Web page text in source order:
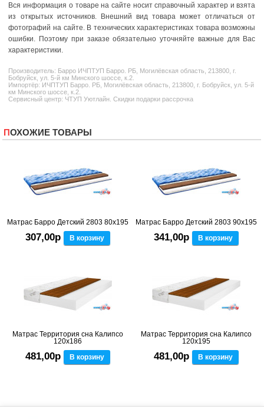
Вся информация о товаре на сайте носит справочный характер и взята
из открытых источников. Внешний вид товара может отличаться от
фотографий на сайте. В технических характеристиках товара возможны
ошибки. Поэтому при заказе обязательно уточняйте важные для Вас
характеристики.
Производитель: Барро ИЧПТУП Барро. РБ, Могилёвская область, 213800, г.
Бобруйск, ул. 5-й км Минского шоссе, к.2.
Импортёр: ИЧПТУП Барро. РБ, Могилёвская область, 213800, г. Бобруйск, ул. 5-й
км Минского шоссе, к.2.
Сервисный центр: ЧТУП Уютлайн. Скидки подарки рассрочка
ПОХОЖИЕ ТОВАРЫ
Матрас Барро Детский 2803 80x195
307,00р В корзину
Матрас Барро Детский 2803 90x195
341,00р В корзину
Матрас Территория сна Калипсо
120x186
481,00р В корзину
Матрас Территория сна Калипсо
120x195
481,00р В корзину